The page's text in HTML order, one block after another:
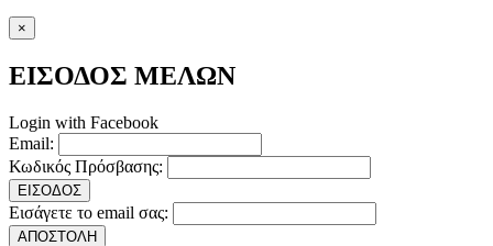
×
ΕΙΣΟΔΟΣ ΜΕΛΩΝ
Login with Facebook
Email:
Κωδικός Πρόσβασης:
ΕΙΣΟΔΟΣ
Εισάγετε το email σας:
ΑΠΟΣΤΟΛΗ